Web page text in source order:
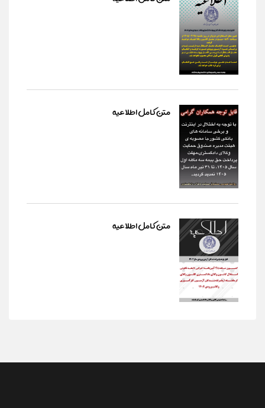
متن کامل اطلاعیه
متن کامل اطلاعیه